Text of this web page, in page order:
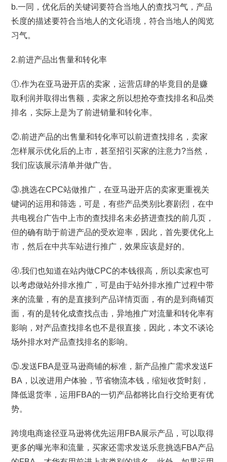
b.一同，优化后的关键词要符合当地人的查找习气，产品
长度的描述要符合当地人的文化语境，符合当地人的阅览
习气。
2.前进产品出售量和转化率
①.作为在亚马逊开店的卖家，运营店肆的毕竟目的是赚
取利润并取得出售额，卖家之所以想抢夺查找排名和品类
排名，实际上是为了前进销量和转化率。
②.前进产品的出售量和转化率可以前进查找排名，卖家
怎样展示优化后的上市，甚至招引买家的注意力?当然，
我们应该展示清单并做广告。
③.挑选在CPC站做推广，在亚马逊开店的卖家更重视关
键词的运用和筛选，可是，有些产品类别比赛剧烈，在中
共电视台广告中上市的查找排名未必挤进查找的前几页，
但的确有助于前进产品的受欢迎率，因此，首先要优化上
市，然后在中共车站进行推广，效果应该是好的。
④.我们也知道在站内做CPC的本钱很高，所以卖家也可
以考虑做站外排水推广，可是由于站外排水推广过程中带
来的流量，有的是直接到产品详情页面，有的是到商铺页
面，有的是转化成查找点击，异地推广对流量和转化率有
影响，对产品查找排名也不是很直接，因此，本文不谈论
场外排水对产品查找排名的影响。
⑤.发送FBA是亚马逊商铺的标准，新产品推广需求发送F
BA，以改进用户体验，节省物流本钱，缩短收货时刻，
降低退货率，运用FBA的一切产品都将比自行交给更有优
势。
跨境电商途径亚马逊将优先运用FBA展示产品，可以取得
更多的曝光率和流量，买家还需求发送乐意挑选FBA产品